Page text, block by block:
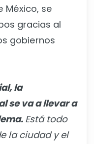
México, se
gracias al
gobiernos
la
se va a llevar a
Está todo
la ciudad y el